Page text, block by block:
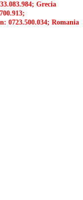
Grecia
0723.500.034; Romania